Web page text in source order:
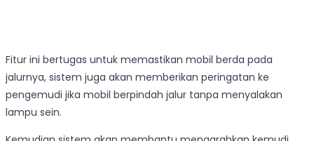
Fitur ini bertugas untuk memastikan mobil berda pada
jalurnya, sistem juga akan memberikan peringatan ke
pengemudi jika mobil berpindah jalur tanpa menyalakan
lampu sein.